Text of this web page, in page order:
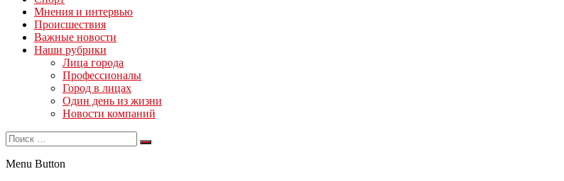
Мнения и интервью
Происшествия
Важные новости
Наши рубрики
Лица города
Профессионалы
Город в лицах
Один день из жизни
Новости компаний
Menu Button